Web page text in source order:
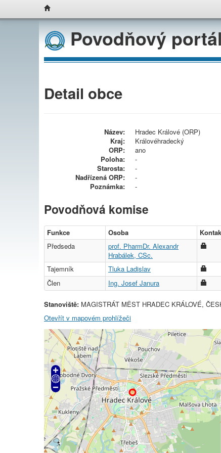
Povodňový
Detail obce
Název:
Hradec Králové (ORP)
Kraj:
Královéhradecký
ORP:
ano
Poloha:
-
Starosta:
-
Nadřízená ORP:
-
Poznámka:
-
Povodňová komise
Funkce Osoba
Předseda
prof. PharmDr. Alexandr
Hrabálek, CSc.
Tajemník Tluka Ladislav
Člen
Ing. Josef Janura
Stanoviště: MAGISTRÁT MĚST HRADEC KRÁLOVÉ,
Otevřít v mapovém prohlížeči